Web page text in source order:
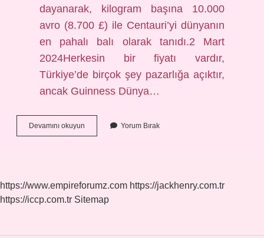
dayanarak, kilogram başına 10.000
avro (8.700 £) ile Centauri’yi dünyanın
en pahalı balı olarak tanıdı.2 Mart
2024Herkesin bir fiyatı vardır,
Türkiye’de birçok şey pazarlığa açıktır,
ancak Guinness Dünya…
Devamını okuyun Dünyanın
En
Yorum Bırak
https://www.empireforumz.com https://jackhenry.com.tr
https://iccp.com.tr Sitemap